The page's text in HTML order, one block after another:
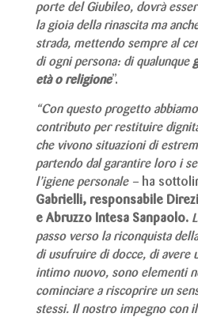
porte del Giubileo, dovrà
la gioia della rinascita ma
strada, mettendo sempre al
di ogni persona: di qualunque
età o religione”.
“Con questo progetto
contributo per restituire
che vivono situazioni di
partendo dal garantire loro i
l’igiene personale– ha
Gabrielli, responsabile
e Abruzzo Intesa Sanpaolo.
passo verso la riconquista
di usufruire di docce, di avere
intimo nuovo, sono elementi
cominciare a riscoprire un
stessi. Il nostro impegno con